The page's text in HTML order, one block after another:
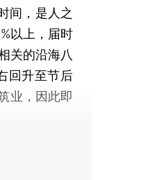
间，是人之
以上，届时
关的沿海八
回升至节后
业，因此即